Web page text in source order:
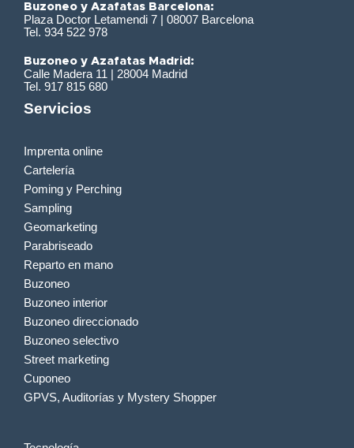
Buzoneo y Azafatas Barcelona:
Plaza Doctor Letamendi 7 | 08007 Barcelona
Tel. 934 522 978
Buzoneo y Azafatas Madrid:
Calle Madera 11 | 28004 Madrid
Tel. 917 815 680
Servicios
Imprenta online
Cartelería
Poming y Perching
Sampling
Geomarketing
Parabriseado
Reparto en mano
Buzoneo
Buzoneo interior
Buzoneo direccionado
Buzoneo selectivo
Street marketing
Cuponeo
GPVS, Auditorías y Mystery Shopper